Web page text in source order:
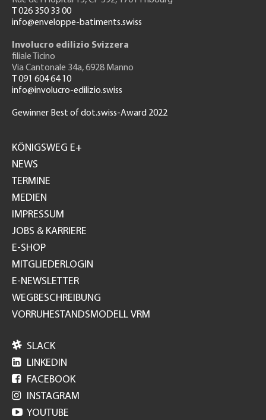
T 026 350 33 00
info@enveloppe-batiments.swiss
Involucro edilizio Svizzera
filiale Ticino
Via Cantonale 34a, 6928 Manno
T 091 604 64 10
info@involucro-edilizio.swiss
Gewinner Best of dot.swiss-Award 2022
GH
KÖNIGSWEG E+
NEWS
TERMINE
MEDIEN
IMPRESSUM
JOBS & KARRIERE
E-SHOP
MITGLIEDERLOGIN
E-NEWSLETTER
WEGBESCHREIBUNG
VORRUHESTANDSMODELL VRM
 SLACK
 LINKEDIN
 FACEBOOK
 INSTAGRAM
 YOUTUBE